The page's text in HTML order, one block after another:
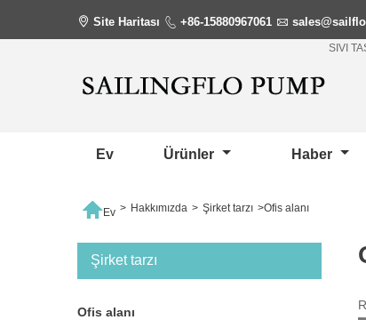
 Site Haritası  +86-15880967061 
SIVI
Ev Ürünler Haber
Ev > Hakkımızda > Şirket tarzı >Ofis alanı
Şirket tarzı
Ofis alanı